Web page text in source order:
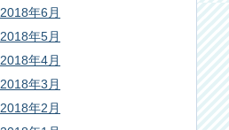
2018年6月
2018年5月
2018年4月
2018年3月
2018年2月